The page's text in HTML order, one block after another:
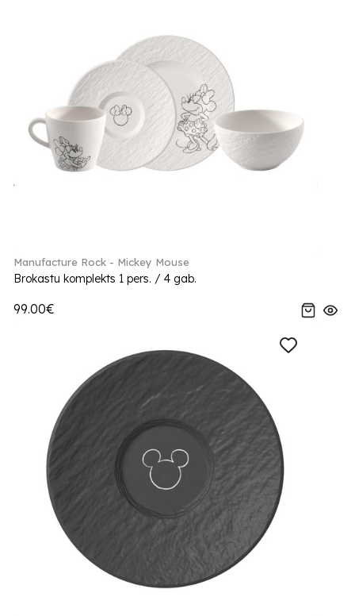
Manufacture Rock - Mickey Mouse
Brokastu komplekts 1 pers. / 4 gab.
99.00€